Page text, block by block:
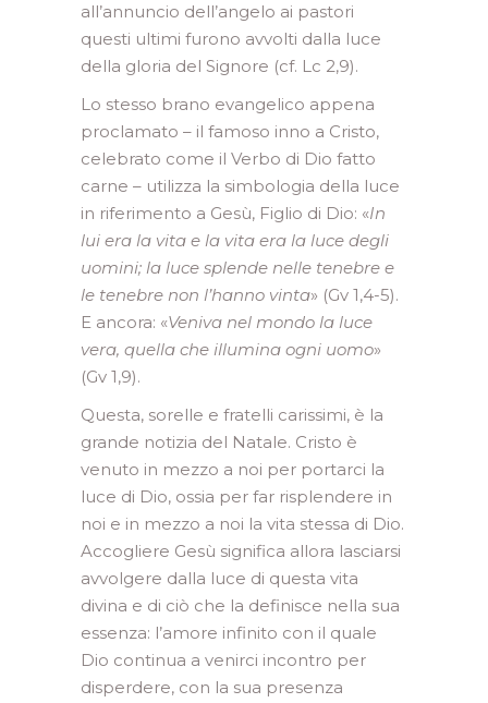
all’annuncio dell’angelo ai pastori
questi ultimi furono avvolti dalla luce
della gloria del Signore (cf. Lc 2,9).
Lo stesso brano evangelico appena
proclamato – il famoso inno a Cristo,
celebrato come il Verbo di Dio fatto
carne – utilizza la simbologia della luce
in riferimento a Gesù, Figlio di Dio: «In
lui era la vita e la vita era la luce degli
uomini; la luce splende nelle tenebre e
le tenebre non l’hanno vinta» (Gv 1,4-5).
E ancora: «Veniva nel mondo la luce
vera, quella che illumina ogni uomo»
(Gv 1,9).
Questa, sorelle e fratelli carissimi, è la
grande notizia del Natale. Cristo è
venuto in mezzo a noi per portarci la
luce di Dio, ossia per far risplendere in
noi e in mezzo a noi la vita stessa di Dio.
Accogliere Gesù significa allora lasciarsi
avvolgere dalla luce di questa vita
divina e di ciò che la definisce nella sua
essenza: l’amore infinito con il quale
Dio continua a venirci incontro per
disperdere, con la sua presenza